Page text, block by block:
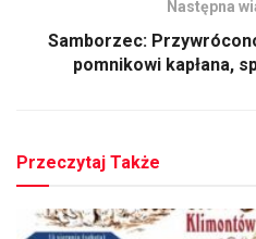
Następna
Samborzec:
pomnikowi kapłana,
Przeczytaj Także